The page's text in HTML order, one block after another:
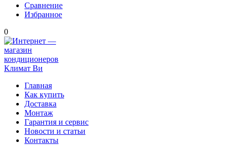
Сравнение
Избранное
0
Главная
Как купить
Доставка
Монтаж
Гарантия и сервис
Новости и статьи
Контакты